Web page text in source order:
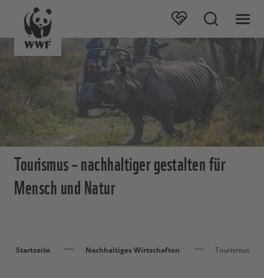
Tourismus – nachhaltiger gestalten für
Mensch und Natur
Startseite Nachhaltiges Wirtschaften Tourismus